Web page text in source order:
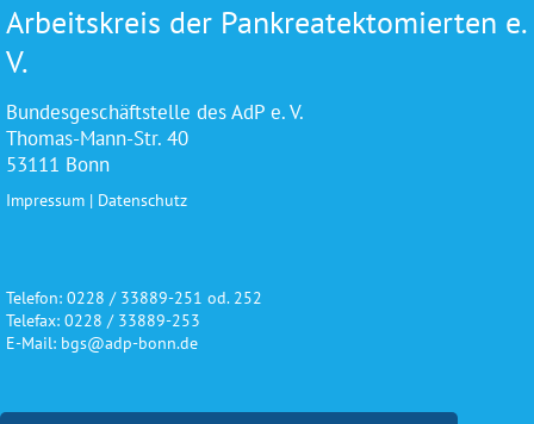
Arbeitskreis der Pankreatektomierten e.
V.
Bundesgeschäftstelle des AdP e. V.
Thomas-Mann-Str. 40
53111 Bonn
Impressum | Datenschutz
Telefon: 0228 / 33889-251 od. 252
Telefax: 0228 / 33889-253
E-Mail: bgs@adp-bonn.de